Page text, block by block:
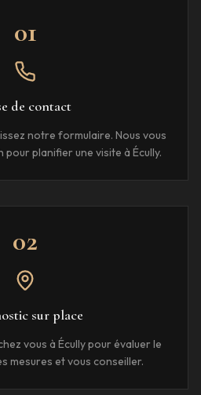
01
de contact
notre formulaire. Nous vous
planifier une visite à Écully.
02
sur place
vous à Écully pour évaluer le
mesures et vous conseiller.